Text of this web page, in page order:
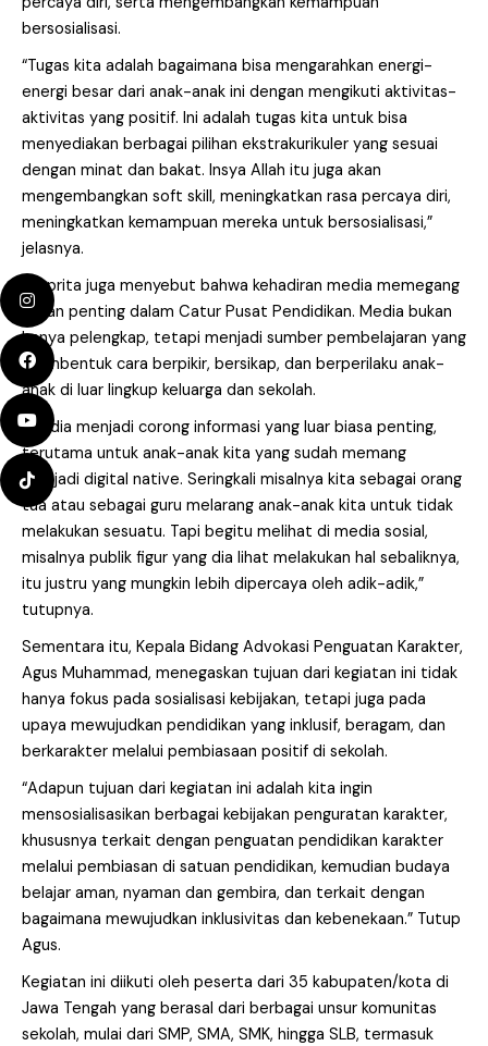
bersosialisasi.
“Tugas kita adalah bagaimana bisa mengarahkan energi-
energi besar dari anak-anak ini dengan mengikuti aktivitas-
aktivitas yang positif. Ini adalah tugas kita untuk bisa
menyediakan berbagai pilihan ekstrakurikuler yang sesuai
dengan minat dan bakat. Insya Allah itu juga akan
mengembangkan soft skill, meningkatkan rasa percaya diri,
meningkatkan kemampuan mereka untuk bersosialisasi,”
jelasnya.
Rusprita juga menyebut bahwa kehadiran media memegang
peran penting dalam Catur Pusat Pendidikan. Media bukan
hanya pelengkap, tetapi menjadi sumber pembelajaran yang
membentuk cara berpikir, bersikap, dan berperilaku anak-
anak di luar lingkup keluarga dan sekolah.
“Media menjadi corong informasi yang luar biasa penting,
terutama untuk anak-anak kita yang sudah memang
menjadi digital native. Seringkali misalnya kita sebagai orang
tua atau sebagai guru melarang anak-anak kita untuk tidak
melakukan sesuatu. Tapi begitu melihat di media sosial,
misalnya publik figur yang dia lihat melakukan hal sebaliknya,
itu justru yang mungkin lebih dipercaya oleh adik-adik,”
tutupnya.
Sementara itu, Kepala Bidang Advokasi Penguatan Karakter,
Agus Muhammad, menegaskan tujuan dari kegiatan ini tidak
hanya fokus pada sosialisasi kebijakan, tetapi juga pada
upaya mewujudkan pendidikan yang inklusif, beragam, dan
berkarakter melalui pembiasaan positif di sekolah.
“Adapun tujuan dari kegiatan ini adalah kita ingin
mensosialisasikan berbagai kebijakan penguratan karakter,
khususnya terkait dengan penguatan pendidikan karakter
melalui pembiasan di satuan pendidikan, kemudian budaya
belajar aman, nyaman dan gembira, dan terkait dengan
bagaimana mewujudkan inklusivitas dan kebenekaan.” Tutup
Agus.
Kegiatan ini diikuti oleh peserta dari 35 kabupaten/kota di
Jawa Tengah yang berasal dari berbagai unsur komunitas
sekolah, mulai dari SMP, SMA, SMK, hingga SLB, termasuk